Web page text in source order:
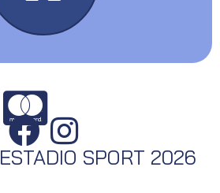
ESTADIO SPORT 2026